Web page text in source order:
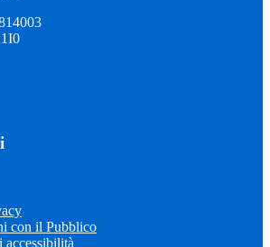
con il Pubblico